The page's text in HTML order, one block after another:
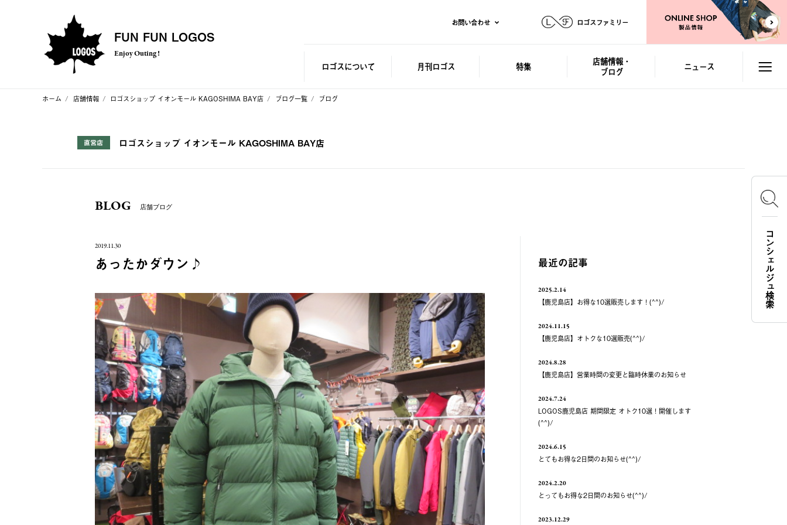
FUN FUN LOGOS
Enjoy Outing !
お問い合わせ ロゴスファミリー
ロゴスについて 月刊ロゴス 特集
店舗情報・
ブログ
ニュース
ホーム 店舗情報 ロゴスショップ イオンモール KAGOSHIMA BAY店 ブログ一覧 ブログ
直営店 ロゴスショップ イオンモール KAGOSHIMA BAY店
BLOG 店舗ブログ
2019.11.30
あったかダウン♪ 最近の記事
2025.2.14
【鹿児島店】お得な10選販売します！(^^)/
2024.11.15
【鹿児島店】オトクな10選販売(^^)/
2024.8.28
【鹿児島店】営業時間の変更と臨時休業のお知らせ
2024.7.24
LOGOS鹿児島店 期間限定 オトク10選！開催します
(^^)/
2024.6.15
とてもお得な2日間のお知らせ(^^)/
2024.2.20
とってもお得な2日間のお知らせ(^^)/
2023.12.29
コンシェルジュ検索